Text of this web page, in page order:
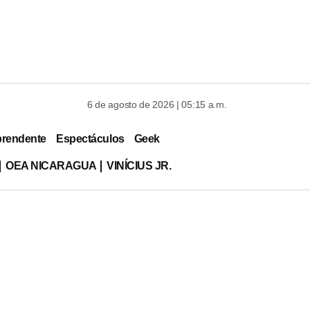
6 de agosto de 2026 | 05:15 a.m.
Espectáculos Geek
OEA NICARAGUA VINÍCIUS JR.